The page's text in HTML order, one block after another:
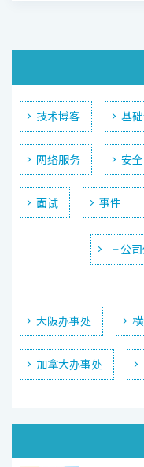
技术博客 基
网络服务 安全
面试 事件
└ 公
大阪办事处
加拿大办事处